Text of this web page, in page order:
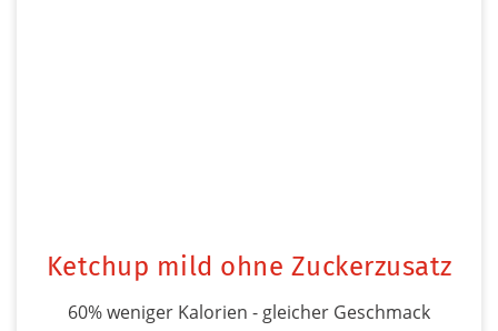
Ketchup mild ohne Zuckerzusatz
60% weniger Kalorien - gleicher Geschmack